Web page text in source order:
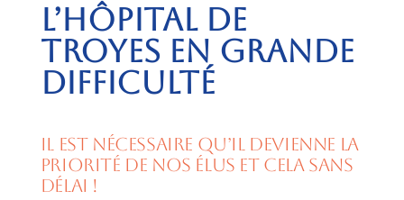
L’Hôpital de
Troyes en grande
difficulté
Il est nécessaire qu’il devienne la
priorité de nos élus et cela sans
délai !